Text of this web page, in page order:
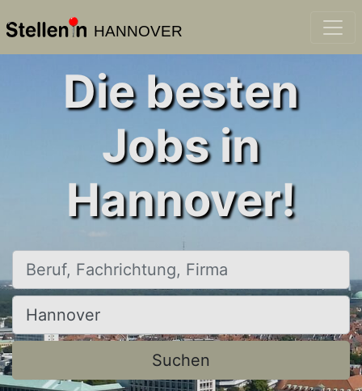
HANNOVER
Die besten
Jobs in
Hannover!
Beruf, Fachrichtung, Firma
Ort, Stadt
Suchen